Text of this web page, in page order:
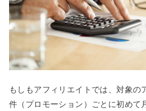
もしもアフィリエイトでは、対象の
件（プロモーション）ごとに初めて